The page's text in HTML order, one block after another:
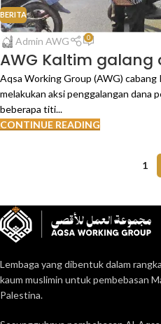
BERITA
Admin AWG 0
AWG Kaltim
Aqsa Working Group (AWG) cabang
melakukan aksi penggalangan dana
beberapa titi...
CONTINUE READING
1
Lembaga yang dibentuk dalam
kaum muslimin untuk pembebasan
Palestina.